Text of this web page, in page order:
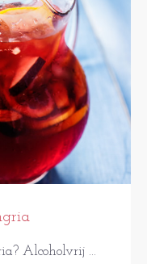
Alcoholvrij ...